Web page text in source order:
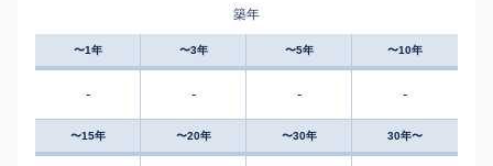
築年
〜1年 〜3年 〜5年 〜10年
- - - -
〜15年 〜20年 〜30年 30年〜